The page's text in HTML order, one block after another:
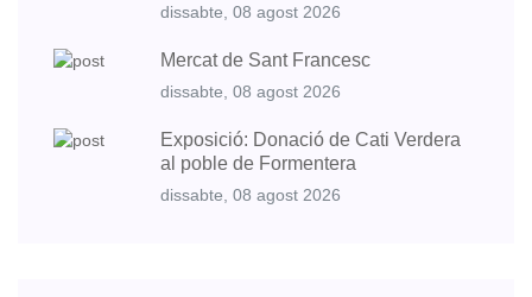
dissabte, 08 agost 2026
Mercat de Sant Francesc
dissabte, 08 agost 2026
Exposició: Donació de Cati Verdera
al poble de Formentera
dissabte, 08 agost 2026